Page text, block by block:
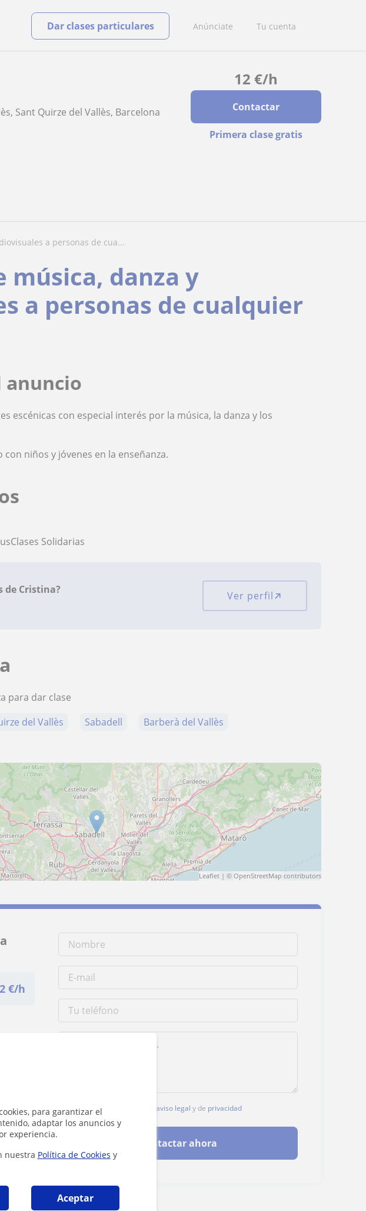
para garantizar el
adaptar los anuncios y
experiencia.
nuestra Política de Cookies y
Aceptar
Anúnciate Tu cuenta
Dar clases particulares
12 €/h
Contactar
Primera clase gratis
Sant Quirze del Vallès, Barcelona
a personas de cua...
música, danza y
a personas de cualquier
anuncio
escénicas con especial interés por la música, la danza y los
niños y jóvenes en la enseñanza.
Solidarias
de Cristina?
Ver perfil
para dar clase
del Vallès Sabadell
Barberà del Vallès
Leaflet| © OpenStreetMap contributors
€/h
Al hacer clic, aceptas nuestro aviso legal y de privacidad
Contactar ahora
Cuéntanos